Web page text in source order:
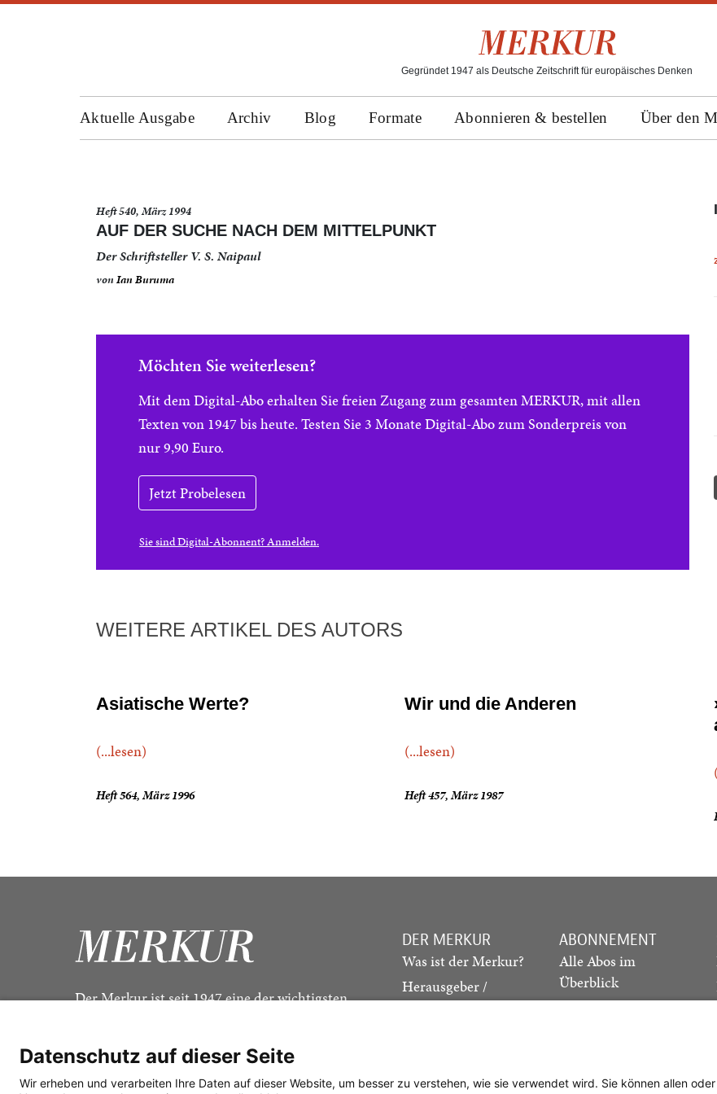
Gegründet 1947 als Deutsche Zeitschrift für europäisches Denken
Aktuelle Ausgabe Archiv Blog Formate Abonnieren & bestellen Über den
Heft 540, März 1994
AUF DER SUCHE NACH DEM MITTELPUNKT
Der Schriftsteller V. S. Naipaul
vonIan Buruma
Möchten Sie weiterlesen?
Mit dem Digital-Abo erhalten Sie freien Zugang zum gesamten MERKUR, mit allen
Texten von 1947 bis heute. Testen Sie 3 Monate Digital-Abo zum Sonderpreis von
nur 9,90 Euro.
Jetzt Probelesen
Sie sind Digital-Abonnent? Anmelden.
WEITERE ARTIKEL DES AUTORS
Asiatische Werte?
(...lesen)
Heft 564, März 1996
Wir und die Anderen
(...lesen)
Heft 457, März 1987
Der Merkur ist seit 1947 eine der wichtigsten
DER MERKUR
Was ist der Merkur?
Herausgeber /
Redaktion
ABONNEMENT
Alle Abos im
Überblick
Print-Abo
Studierenden-Abo
Datenschutz auf dieser Seite
Wir erheben und verarbeiten Ihre Daten auf dieser Website, um besser zu verstehen, wie sie verwendet wird. Sie können allen